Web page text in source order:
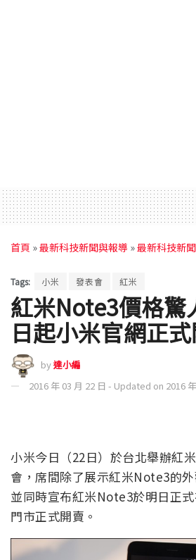
首頁 »最新科技新聞與報導 »最新科技新聞
Tags: 小米 發表會 紅米
紅米Note3價格
日起小米官網正
by達小編
2016 年 03 月 22 日 - Updated on 2016
小米今日（22日）於台北舉辦紅
會，席間除了展示紅米Note3的外
並同時宣布紅米Note3於明日正
門市正式開賣。